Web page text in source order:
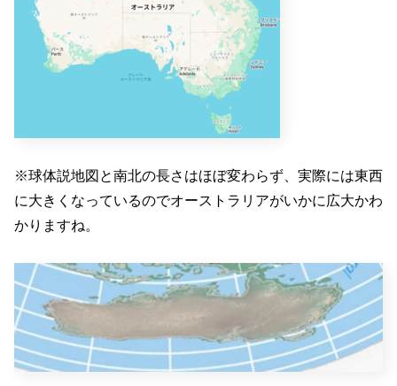
※球体説地図と南北の長さはほぼ変わらず、実際には東西
に大きくなっているのでオーストラリアがいかに広大かわ
かりますね。